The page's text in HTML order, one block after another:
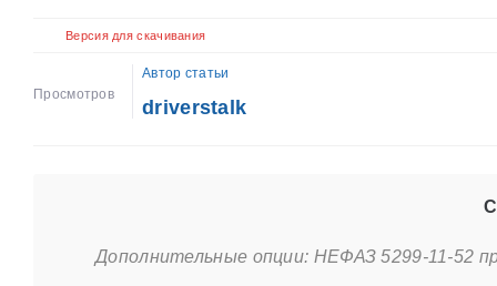
Версия для скачивания
Просмотров
Автор статьи
driverstalk
Дополнительные опции: НЕФАЗ 5299-11-52